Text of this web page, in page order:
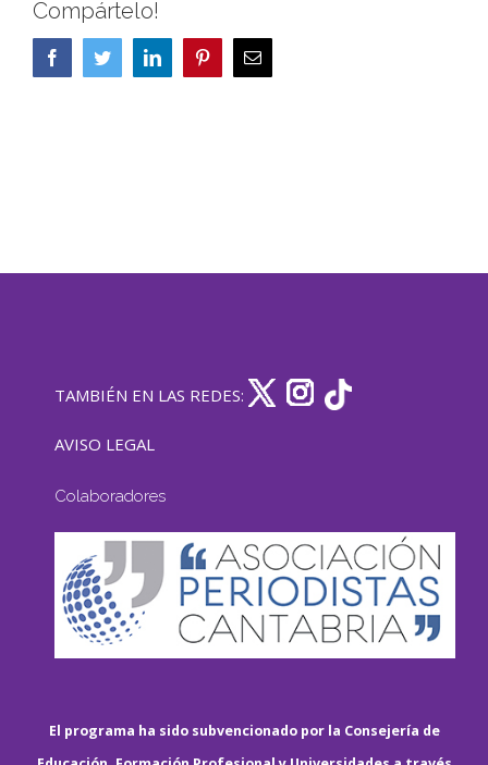
Compártelo!
FacebookTwitterLinkedIn PinterestCorreo
electrónico
TAMBIÉN EN LAS REDES:
AVISO LEGAL
Colaboradores
El programa ha sido subvencionado por la Consejería de